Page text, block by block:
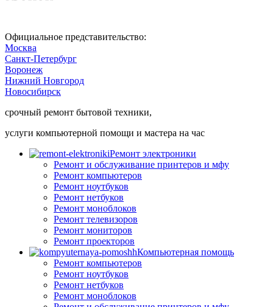
Официальное представительство:
Москва
Санкт-Петербург
Воронеж
Нижний Новгород
Новосибирск
срочный ремонт бытовой техники,
услуги компьютерной помощи и мастера на час
Ремонт электроники
Ремонт и обслуживание принтеров и мфу
Ремонт компьютеров
Ремонт ноутбуков
Ремонт нетбуков
Ремонт моноблоков
Ремонт телевизоров
Ремонт мониторов
Ремонт проекторов
Компьютерная помощь
Ремонт компьютеров
Ремонт ноутбуков
Ремонт нетбуков
Ремонт моноблоков